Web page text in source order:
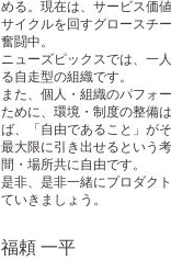
める。現在は、サービス価
サイクルを回すグロースチ
奮闘中。
ニューズピックスでは、一
る自走型の組織です。
また、個人・組織のパフォ
ために、環境・制度の整備
ば、「自由であること」が
最大限に引き出せるという
間・場所共に自由です。
是非、是非一緒にプロダク
ていきましょう。
福頼 一平